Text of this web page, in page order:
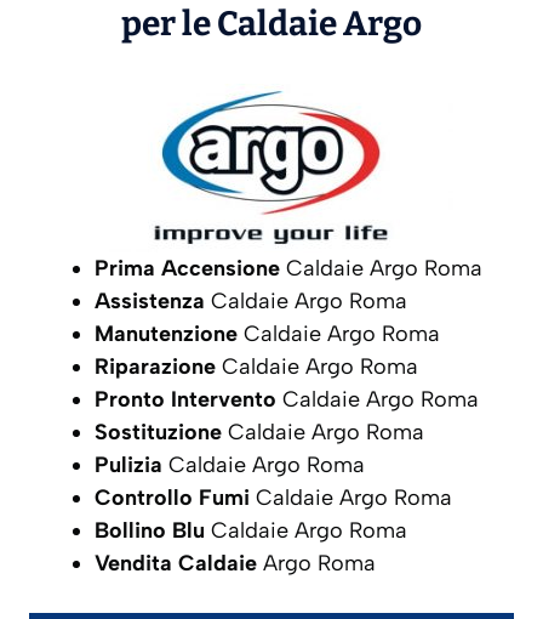
per le CaldaieArgo
Prima Accensione Caldaie Argo Roma
Assistenza Caldaie Argo Roma
Manutenzione Caldaie Argo Roma
Riparazione Caldaie Argo Roma
Pronto Intervento Caldaie Argo Roma
Sostituzione Caldaie Argo Roma
Pulizia Caldaie Argo Roma
Controllo Fumi Caldaie Argo Roma
Bollino Blu Caldaie Argo Roma
Vendita Caldaie Argo Roma